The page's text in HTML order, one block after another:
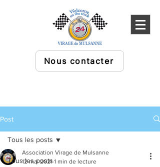
Nous contacter
Post
Tous les posts
Tous les posts
Association Virage de Mulsanne
12 mai 2021 1 min de lecture